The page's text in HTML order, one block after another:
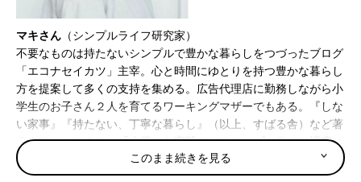
マキさん （シンプルライフ研究家）
不要なものは持たないシンプルで豊かな暮らしをつづったブログ
「エコナセイカツ」主宰。心と時間にゆとりを持つ豊かな暮らし
方を提案して多くの支持を集める。広告代理店に勤務しながら小
学生のお子さん２人を育てるワーキングマザーでもある。『しな
い家事』『持たない、丁寧な暮らし』（以上、すばる舎）など著
書多数。マキさんの「今日から実践できるシンプルライフ講座」
https://www.youtube.com/watch?v=WT2TcjfIjVY
このまま続きを見る